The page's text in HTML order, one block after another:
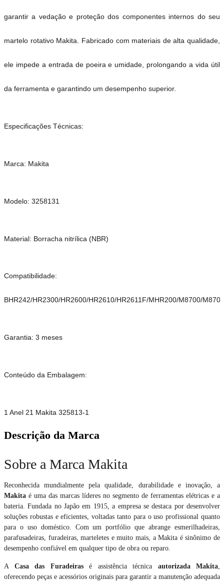
garantir a vedação e proteção dos componentes internos do seu
martelo rotativo Makita. Fabricado com materiais de alta qualidade,
ele impede a entrada de poeira e umidade, prolongando a vida útil
da ferramenta e garantindo um desempenho superior.
Especificações Técnicas:
Marca: Makita
Modelo: 3258131
Material: Borracha nitrílica (NBR)
Compatibilidade:
BHR242/HR2300/HR2600/HR2610/HR2611F/MHR200/M8700/
Garantia: 3 meses
Conteúdo da Embalagem:
1 Anel 21 Makita 325813-1
Descrição da Marca
Sobre a Marca Makita
Reconhecida mundialmente pela qualidade, durabilidade e inovação, a
Makita é uma das marcas líderes no segmento de ferramentas elétricas e a
bateria. Fundada no Japão em 1915, a empresa se destaca por desenvolver
soluções robustas e eficientes, voltadas tanto para o uso profissional quanto
para o uso doméstico. Com um portfólio que abrange esmerilhadeiras,
parafusadeiras, furadeiras, marteletes e muito mais, a Makita é sinônimo de
desempenho confiável em qualquer tipo de obra ou reparo.
A Casa das Furadeirasé assistência técnica autorizada Makita
oferecendo peças e acessórios originais para garantir a manutenção adequada